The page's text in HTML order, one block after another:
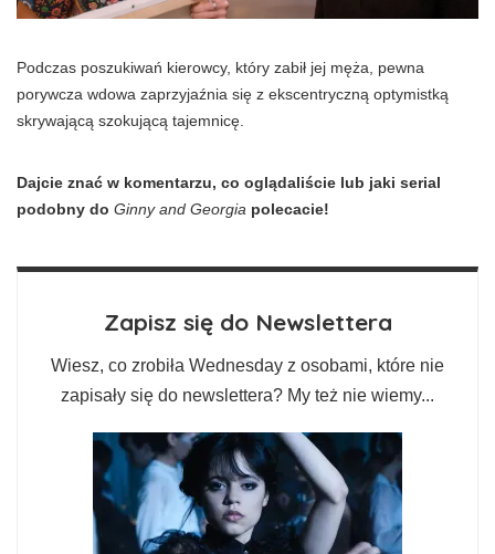
Podczas poszukiwań kierowcy, który zabił jej męża, pewna
porywcza wdowa zaprzyjaźnia się z ekscentryczną optymistką
skrywającą szokującą tajemnicę.
Dajcie znać w komentarzu, co oglądaliście lub jaki serial
podobny do Ginny and Georgia polecacie!
Zapisz się do Newslettera
Wiesz, co zrobiła Wednesday z osobami, które nie
zapisały się do newslettera? My też nie wiemy...